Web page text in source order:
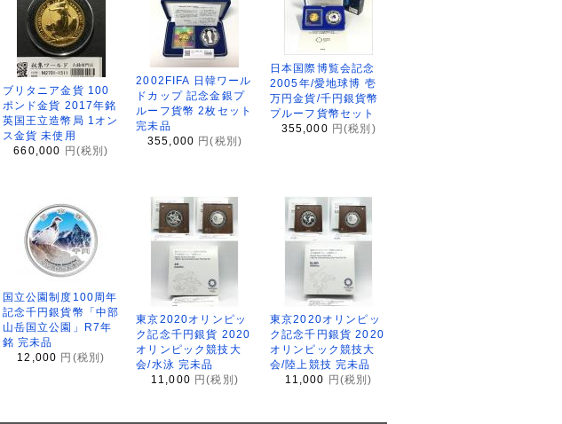
ブリタニア金貨 100
ポンド金貨 2017年銘
英国王立造幣局 1オン
ス金貨 未使用
660,000 円(税別)
2002FIFA 日韓ワール
ドカップ 記念金銀プ
ルーフ貨幣 2枚セット
完未品
355,000 円(税別)
日本国際博覧会記念
2005年/愛地球博 壱
万円金貨/千円銀貨幣
プルーフ貨幣セット
355,000 円(税別)
国立公園制度100周年
記念千円銀貨幣「中部
山岳国立公園」R7年
銘 完未品
12,000 円(税別)
東京2020オリンピッ
ク記念千円銀貨 2020
オリンピック競技大
会/水泳 完未品
11,000 円(税別)
東京2020オリンピッ
ク記念千円銀貨 2020
オリンピック競技大
会/陸上競技 完未品
11,000
円(税別)